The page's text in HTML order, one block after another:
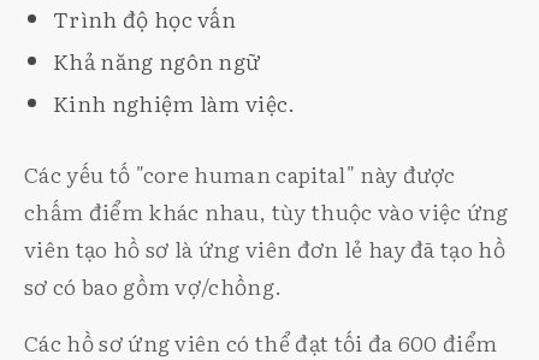
Trình độ học vấn
Khả năng ngôn ngữ
Kinh nghiệm làm việc.
Các yếu tố "core human capital" này được
chấm điểm khác nhau, tùy thuộc vào việc ứng
viên tạo hồ sơ là ứng viên đơn lẻ hay đã tạo hồ
sơ có bao gồm vợ/chồng.
Các hồ sơ ứng viên có thể đạt tối đa 600 điểm